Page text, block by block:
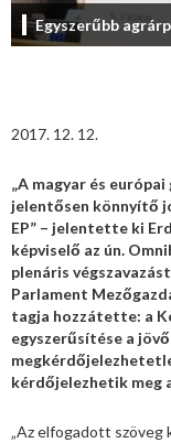
Egyszerűbb
2017. 12. 12.
„A magyar és
jelentősen könnyítő
EP” – jelentette ki
képviselő az ún.
plenáris
Parlament
tagja hozzátette: a
egyszerűsítése a
kérdőjelezhetik meg
„Az elfogadott szöveg